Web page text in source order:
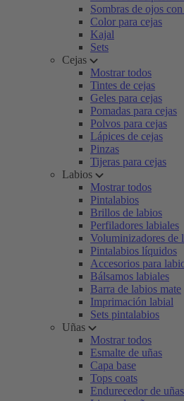
Sombras de ojos
Color para cejas
Kajal
Sets
Cejas
Mostrar todos
Tintes de cejas
Geles para cejas
Pomadas para cejas
Polvos para cejas
Lápices de cejas
Pinzas
Tijeras para cejas
Labios
Mostrar todos
Pintalabios
Brillos de labios
Perfiladores labiales
Voluminizadores de
Pintalabios líquidos
Accesorios para
Bálsamos labiales
Barra de labios mate
Imprimación labial
Sets pintalabios
Uñas
Mostrar todos
Esmalte de uñas
Capa base
Tops coats
Endurecedor de uñas